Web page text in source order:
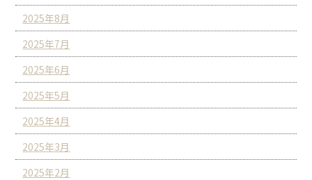
2025年8月
2025年7月
2025年6月
2025年5月
2025年4月
2025年3月
2025年2月